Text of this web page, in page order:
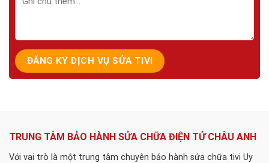
TRUNG TÂM BẢO HÀNH SỬA CHỮA ĐIỆN TỬ CHÂU ANH
Với vai trò là một trung tâm chuyên bảo hành sửa chữa tivi Uy